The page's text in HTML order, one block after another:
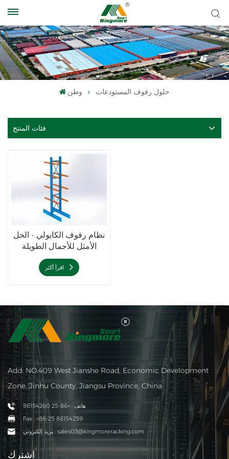
وطن حلول رفوف المستودعات
فئات المنتج
نظام رفوف الكابولي - الحل
الأمثل للأحمال الطويلة
Add: NO.409 West Jianshe Road, Economic Development
Zone, Jinhu County, Jiangsu Province, China
هاتف : +86-25 86154260
Fax : +86-25 86154259
بريد إلكتروني : sales03@kingmoreracking.com
اشترك